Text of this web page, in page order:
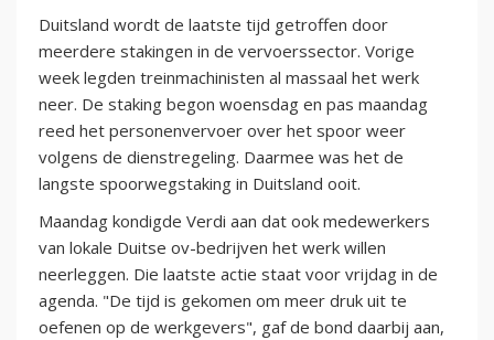
Duitsland wordt de laatste tijd getroffen door
meerdere stakingen in de vervoerssector. Vorige
week legden treinmachinisten al massaal het werk
neer. De staking begon woensdag en pas maandag
reed het personenvervoer over het spoor weer
volgens de dienstregeling. Daarmee was het de
langste spoorwegstaking in Duitsland ooit.
Maandag kondigde Verdi aan dat ook medewerkers
van lokale Duitse ov-bedrijven het werk willen
neerleggen. Die laatste actie staat voor vrijdag in de
agenda. "De tijd is gekomen om meer druk uit te
oefenen op de werkgevers", gaf de bond daarbij aan,